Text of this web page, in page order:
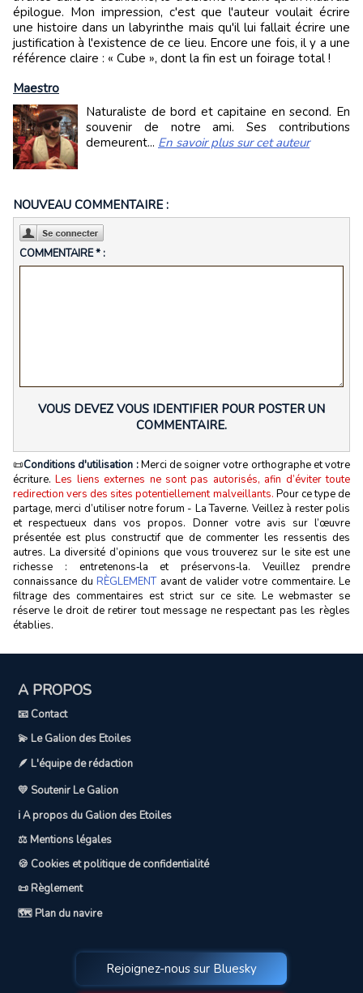
épilogue. Mon impression, c'est que l'auteur voulait écrire
une histoire dans un labyrinthe mais qu'il lui fallait écrire une
justification à l'existence de ce lieu. Encore une fois, il y a une
référence claire : « Cube », dont la fin est un foirage total !
Maestro
Naturaliste de bord et capitaine en second. En
souvenir de notre ami. Ses contributions
demeurent... En savoir plus sur cet auteur
NOUVEAU COMMENTAIRE :
COMMENTAIRE * :
VOUS DEVEZ VOUS IDENTIFIER POUR POSTER UN
COMMENTAIRE.
📜Conditions d'utilisation :Merci de soigner votre orthographe et votre
écriture.Les liens externes ne sont pas autorisés, afin d’éviter toute
redirection vers des sites potentiellement malveillants. Pour ce type de
partage, merci d’utiliser notre forum - La Taverne. Veillez à rester polis
et respectueux dans vos propos. Donner votre avis sur l’œuvre
présentée est plus constructif que de commenter les ressentis des
autres. La diversité d’opinions que vous trouverez sur le site est une
richesse : entretenons‑la et préservons‑la. Veuillez prendre
connaissance du RÈGLEMENTavant de valider votre commentaire. Le
filtrage des commentaires est strict sur ce site. Le webmaster se
réserve le droit de retirer tout message ne respectant pas les règles
établies.
A PROPOS
📧 Contact
💫 Le Galion des Etoiles
🪶 L'équipe de rédaction
💛 Soutenir Le Galion
ℹ️ A propos du Galion des Etoiles
⚖️ Mentions légales
🍪 Cookies et politique de confidentialité
📜 Règlement
🗺️ Plan du navire
Rejoignez-nous sur Bluesky